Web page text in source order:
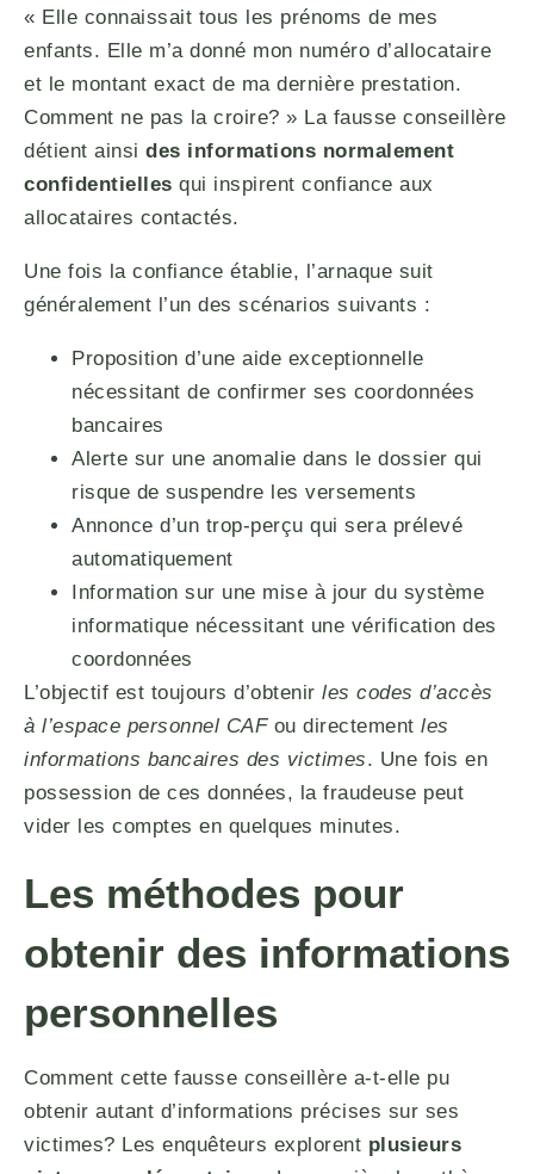
« Elle connaissait tous les prénoms de mes
enfants. Elle m’a donné mon numéro d’allocataire
et le montant exact de ma dernière prestation.
Comment ne pas la croire? » La fausse conseillère
détient ainsi des informations normalement
confidentielles qui inspirent confiance aux
allocataires contactés.
Une fois la confiance établie, l’arnaque suit
généralement l’un des scénarios suivants :
Proposition d’une aide exceptionnelle
nécessitant de confirmer ses coordonnées
bancaires
Alerte sur une anomalie dans le dossier qui
risque de suspendre les versements
Annonce d’un trop-perçu qui sera prélevé
automatiquement
Information sur une mise à jour du système
informatique nécessitant une vérification des
coordonnées
L’objectif est toujours d’obtenir les codes d’accès
à l’espace personnel CAFou directement les
informations bancaires des victimes. Une fois en
possession de ces données, la fraudeuse peut
vider les comptes en quelques minutes.
Les méthodes pour
obtenir des informations
personnelles
Comment cette fausse conseillère a-t-elle pu
obtenir autant d’informations précises sur ses
victimes? Les enquêteurs explorent plusieurs